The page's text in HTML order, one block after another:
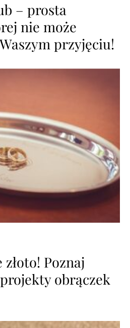
– prosta
nie może
przyjęciu!
Poznaj
obrączek